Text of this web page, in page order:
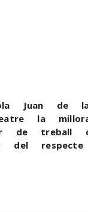
Juan de
la
de treball
del